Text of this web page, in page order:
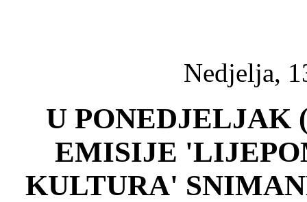
Nedjelja,
U PONEDJELJAK
EMISIJE
KULTURA'